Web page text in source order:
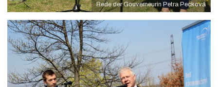
Rede der Gouverneurin Petra Pecková